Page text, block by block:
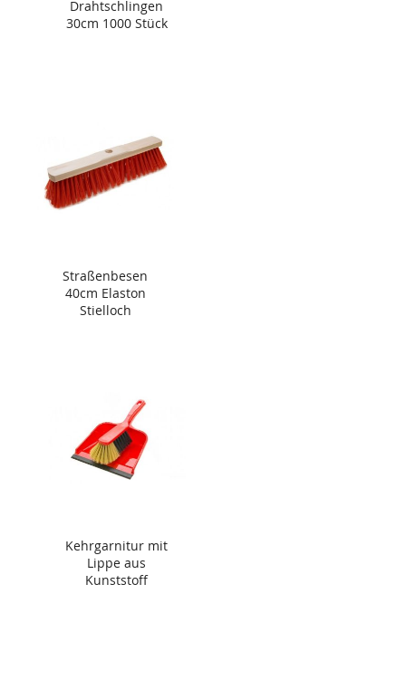
Drahtschlingen
30cm 1000 Stück
Straßenbesen
40cm Elaston
Stielloch
Kehrgarnitur mit
Lippe aus
Kunststoff